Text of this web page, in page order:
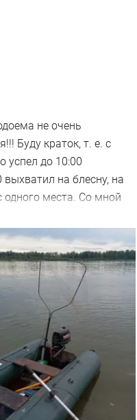
не очень
Буду краток, т. е. с
успел до 10:00
на блесну, на
одного места. Со мной
т. е. я его увез
как обычно, по
Так вот, сегодня
от слова совсем!!! Но
предупредил деда
100м. И в отвес
понятно толи зацеп,
махина, но я думаю
помучила и я ее в
Как так
одна блесна. Ну и